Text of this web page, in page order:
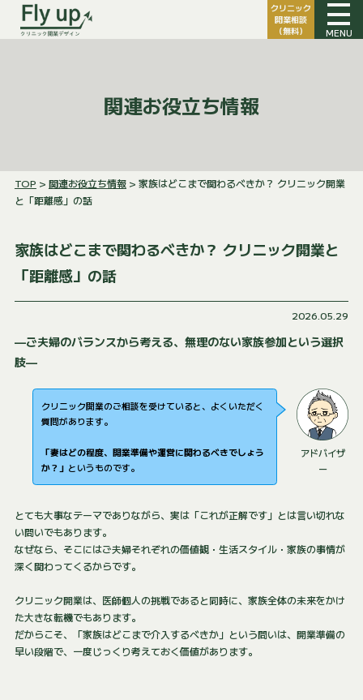
クリニック
開業相談
（無料）
MENU
関連お役立ち情報
TOP > 関連お役立ち情報> 家族はどこまで関わるべきか？ クリニック開業
と「距離感」の話
家族はどこまで関わるべきか？ クリニック開業と
「距離感」の話
2026.05.29
—ご夫婦のバランスから考える、無理のない家族参加という選択
肢—
アドバイザ
ー
クリニック開業のご相談を受けていると、よくいただく
質問があります。
「妻はどの程度、開業準備や運営に関わるべきでしょう
か？」 というものです。
とても大事なテーマでありながら、実は「これが正解です」とは言い切れな
い問いでもあります。
なぜなら、そこにはご夫婦それぞれの価値観・生活スタイル・家族の事情が
深く関わってくるからです。
クリニック開業は、医師個人の挑戦であると同時に、家族全体の未来をかけ
た大きな転機でもあります。
だからこそ、「家族はどこまで介入するべきか」という問いは、開業準備の
早い段階で、一度じっくり考えておく価値があります。